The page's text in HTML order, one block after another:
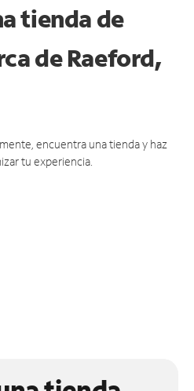
tienda de
de Raeford,
encuentra una tienda y haz
tu experiencia.